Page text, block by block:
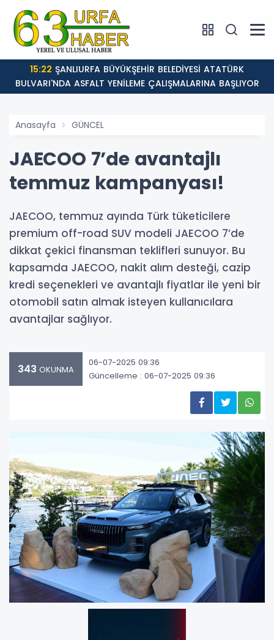
15:22
BULVARI'NDA ASFALT YENİLEME ÇALIŞMALARINA BAŞLIYOR
Anasayfa GÜNCEL
JAECOO 7’de avantajlı
temmuz kampanyası!
JAECOO, temmuz ayında Türk tüketicilere
premium off-road SUV modeli JAECOO 7’de
dikkat çekici finansman teklifleri sunuyor. Bu
kapsamda JAECOO, nakit alım desteği, cazip
kredi seçenekleri ve avantajlı fiyatlar ile yeni bir
otomobil satın almak isteyen kullanıcılara
avantajlar sağlıyor.
343 OKUNMA
06-07-2025 09:36
Güncelleme : 06-07-2025 09:36